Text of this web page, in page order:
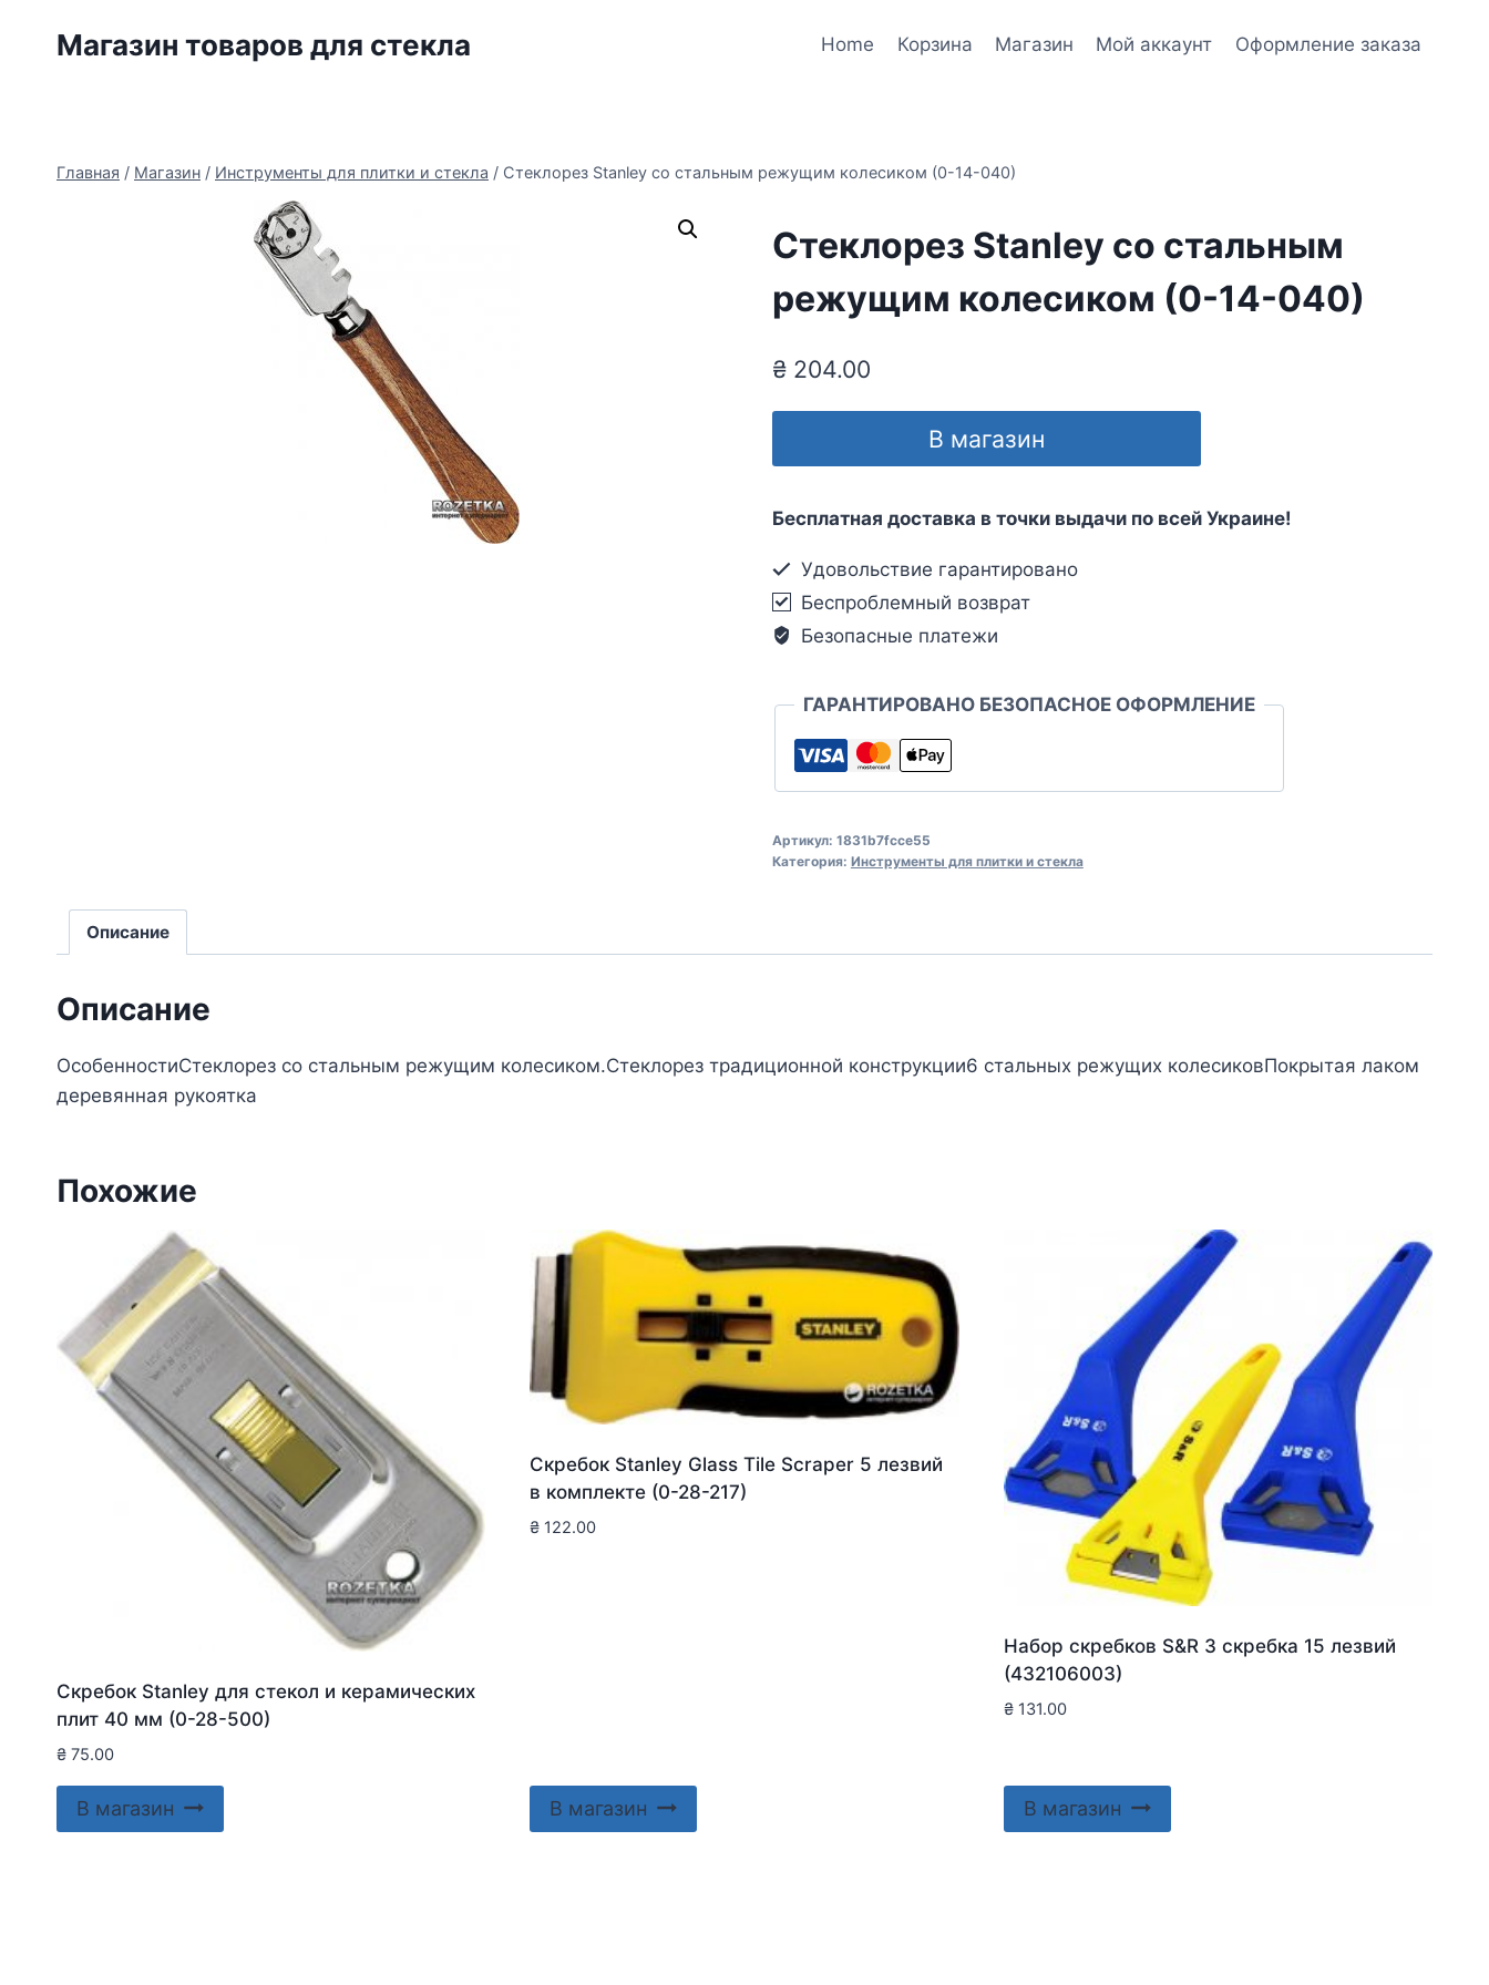
Магазин товаров для стекла Home Корзина Магазин Мой аккаунт Оформление заказа
Главная / Магазин / Инструменты для плитки и стекла / Стеклорез Stanley со стальным режущим колесиком (0-14-040)
Стеклорез Stanley со стальным
режущим колесиком (0-14-040)
₴204.00
В магазин
Бесплатная доставка в точки выдачи по всей Украине!
Удовольствие гарантировано
Беспроблемный возврат
Безопасные платежи
ГАРАНТИРОВАНО БЕЗОПАСНОЕ ОФОРМЛЕНИЕ
Артикул: 1831b7fcce55
Категория: Инструменты для плитки и стекла
Описание
Описание
ОсобенностиСтеклорез со стальным режущим колесиком.Стеклорез традиционной конструкции6 стальных режущих колесиковПокрытая лаком
деревянная рукоятка
Похожие
Скребок Stanley для стекол и керамических
плит 40 мм (0-28-500)
₴ 75.00
В магазин
Скребок Stanley Glass Tile Scraper 5 лезвий
в комплекте (0-28-217)
₴ 122.00
В магазин
Набор скребков S&R 3 скребка 15 лезвий
(432106003)
₴131.00
В магазин